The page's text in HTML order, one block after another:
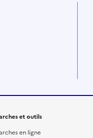
et outils
en ligne